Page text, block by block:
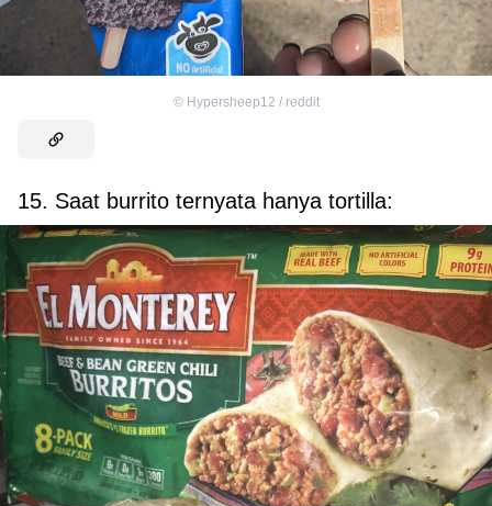
© Hypersheep12 / reddit
15. Saat burrito ternyata hanya tortilla: